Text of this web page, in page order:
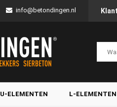
info@betondingen.nl
U-ELEMENTEN L-ELEMENTEN